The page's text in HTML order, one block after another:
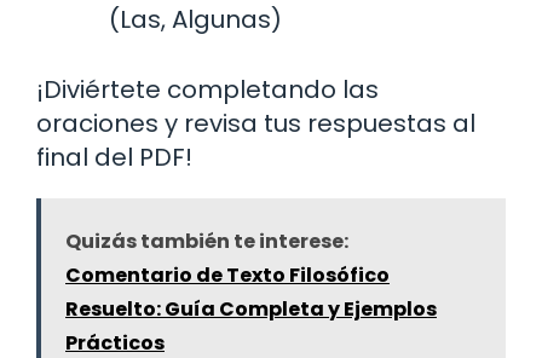
(Las, Algunas)
¡Diviértete completando las
oraciones y revisa tus respuestas al
final del PDF!
Quizás también te interese:
Comentario de Texto Filosófico
Resuelto: Guía Completa y Ejemplos
Prácticos